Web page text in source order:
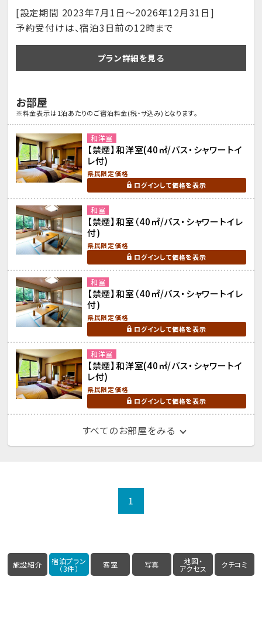
[設定期間 2023年7月1日～2026年12月31日]
予約受付けは、宿泊3日前の12時まで
プラン詳細を見る
お部屋
※料金表示は1泊あたりのご宿泊料金(税・サ込み)となります。
和洋室
【禁煙】和洋室(40㎡/バス・シャワートイ
レ付)
県民限定価格
ログインして価格を表示
和室
【禁煙】和室（40㎡/バス・シャワートイレ
付)
県民限定価格
ログインして価格を表示
和室
【禁煙】和室（40㎡/バス・シャワートイレ
付)
県民限定価格
ログインして価格を表示
和洋室
【禁煙】和洋室(40㎡/バス・シャワートイ
レ付)
県民限定価格
ログインして価格を表示
すべてのお部屋をみる
1
施設紹介 宿泊プラン
（3件） 客室 写真 地図・
アクセス クチコミ